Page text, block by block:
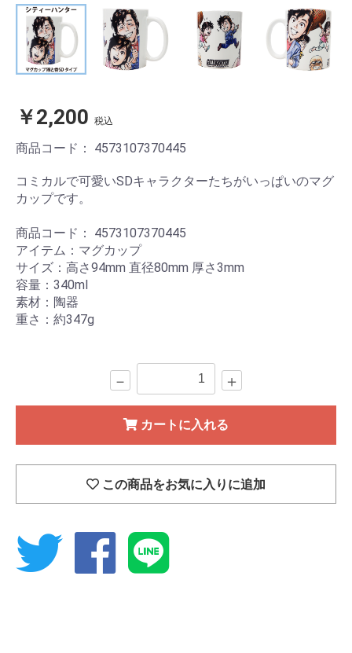
￥2,200 税込
商品コード： 4573107370445
コミカルで可愛いSDキャラクターたちがいっぱいのマグ
カップです。
商品コード： 4573107370445
アイテム：マグカップ
サイズ：高さ94mm 直径80mm 厚さ3mm
容量：340ml
素材：陶器
重さ：約347g
－ ＋
カートに入れる
この商品をお気に入りに追加
Twitter
Facebook
Line